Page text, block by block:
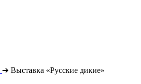
➔ Выставка «Русские дикие»